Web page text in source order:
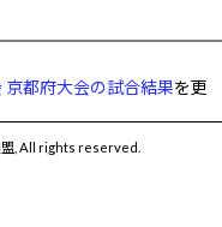
京都府大会の試合結果を更
, All rights reserved.